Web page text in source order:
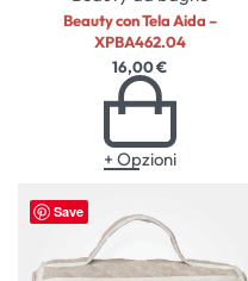
Beauty con Tela Aida –
XPBA462.04
16,00€
+ Opzioni
Save